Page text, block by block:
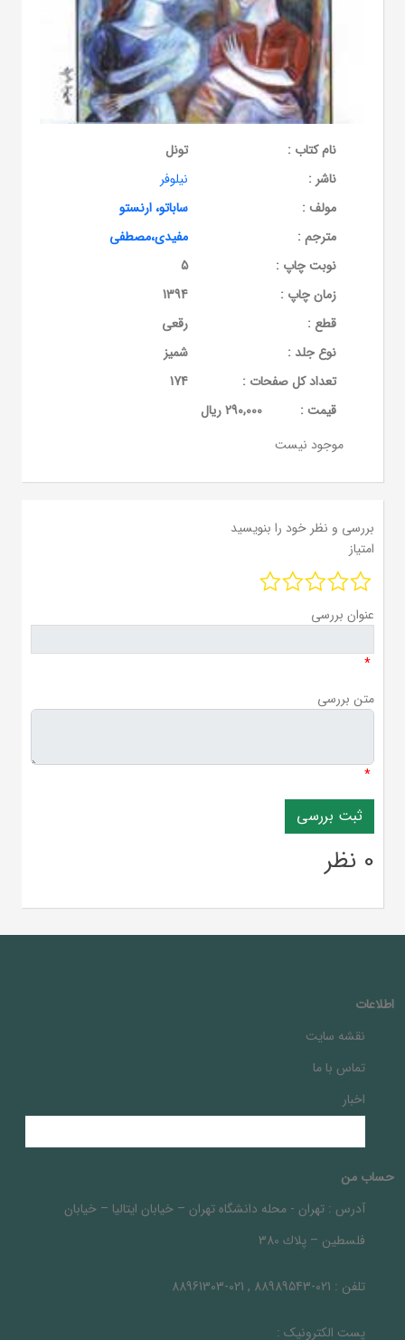
نام کتاب :
تونل
ناشر :
نیلوفر
مولف :
ساباتو، ارنستو
مترجم :
مفیدی،مصطفی
نوبت چاپ :
5
زمان چاپ :
1394
قطع :
رقعی
نوع جلد :
شمیز
تعداد کل صفحات :
174
قيمت :
290,000 ریال
موجود نیست
بررسی و نظر خود را بنویسید
امتیاز
عنوان بررسی
*
متن بررسی
*
0 نظر
اطلاعات
نقشه سایت
تماس با ما
اخبار
حساب من
آدرس : تهران - محله دانشگاه تهران – خيابان ايتاليا – خيابان
فلسطين – پلاك 380
تلفن : 021-88989543 , 021-88961303
پست الکترونیک :